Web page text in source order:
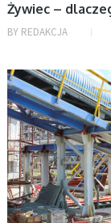
Żywiec –
BY REDAKCJA
FIRMY